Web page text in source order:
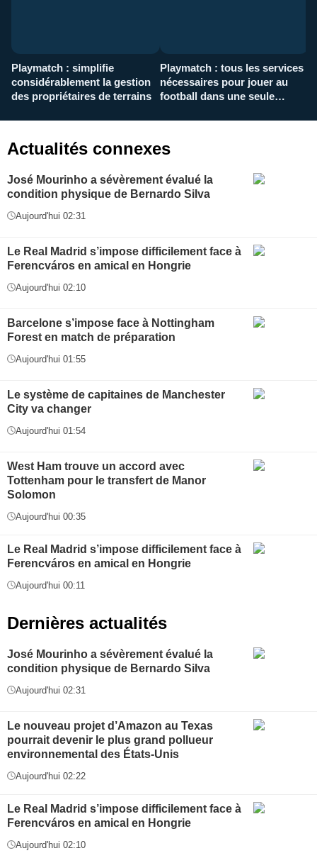
Playmatch : simplifie
considérablement la gestion
des propriétaires de terrains
Playmatch : tous les services
nécessaires pour jouer au
football dans une seule
Actualités connexes
José Mourinho a sévèrement évalué la
condition physique de Bernardo Silva
Aujourd'hui 02:31
Le Real Madrid s’impose difficilement face à
Ferencváros en amical en Hongrie
Aujourd'hui 02:10
Barcelone s’impose face à Nottingham
Forest en match de préparation
Aujourd'hui 01:55
Le système de capitaines de Manchester
City va changer
Aujourd'hui 01:54
West Ham trouve un accord avec
Tottenham pour le transfert de Manor
Solomon
Aujourd'hui 00:35
Le Real Madrid s’impose difficilement face à
Ferencváros en amical en Hongrie
Aujourd'hui 00:11
Dernières actualités
José Mourinho a sévèrement évalué la
condition physique de Bernardo Silva
Aujourd'hui 02:31
Le nouveau projet d’Amazon au Texas
pourrait devenir le plus grand pollueur
environnemental des États-Unis
Aujourd'hui 02:22
Le Real Madrid s’impose difficilement face à
Ferencváros en amical en Hongrie
Aujourd'hui 02:10